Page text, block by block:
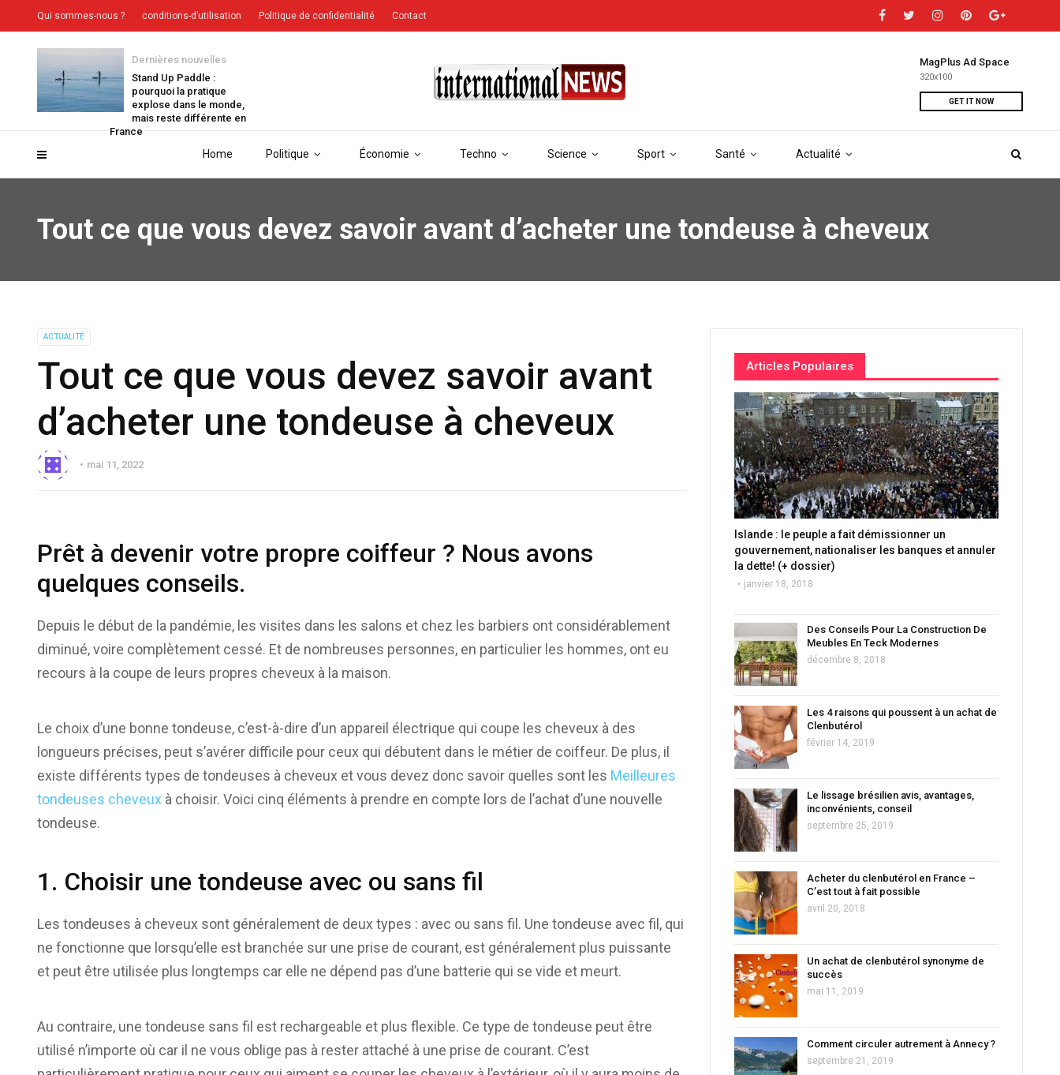
Home Politique Économie Techno Science Sport Santé Actualité
MagPlus Ad Space
320x100
GET IT NOW
Dernières nouvelles
Stand Up Paddle :
pourquoi la pratique
explose dans le monde,
mais reste différente en
France
Qui sommes-nous ? conditions-d’utilisation Politique de confidentialité Contact
Tout ce que vous devez savoir avant d’acheter une tondeuse à cheveux
ACTUALITÉ
Tout ce que vous devez savoir avant
d’acheter une tondeuse à cheveux
mai 11, 2022
Prêt à devenir votre propre coiffeur ? Nous avons
quelques conseils.
Depuis le début de la pandémie, les visites dans les salons et chez les barbiers ont considérablement
diminué, voire complètement cessé. Et de nombreuses personnes, en particulier les hommes, ont eu
recours à la coupe de leurs propres cheveux à la maison.
Le choix d’une bonne tondeuse, c’est-à-dire d’un appareil électrique qui coupe les cheveux à des
longueurs précises, peut s’avérer difficile pour ceux qui débutent dans le métier de coiffeur. De plus, il
existe différents types de tondeuses à cheveux et vous devez donc savoir quelles sont les Meilleures
tondeuses cheveux à choisir. Voici cinq éléments à prendre en compte lors de l’achat d’une nouvelle
tondeuse.
1. Choisir une tondeuse avec ou sans fil
Les tondeuses à cheveux sont généralement de deux types : avec ou sans fil. Une tondeuse avec fil, qui
ne fonctionne que lorsqu’elle est branchée sur une prise de courant, est généralement plus puissante
et peut être utilisée plus longtemps car elle ne dépend pas d’une batterie qui se vide et meurt.
Au contraire, une tondeuse sans fil est rechargeable et plus flexible. Ce type de tondeuse peut être
utilisé n’importe où car il ne vous oblige pas à rester attaché à une prise de courant. C’est
Articles Populaires
Islande : le peuple a fait démissionner un
gouvernement, nationaliser les banques et annuler
la dette! (+ dossier)
janvier 18, 2018
Des Conseils Pour La Construction De
Meubles En Teck Modernes
décembre 8, 2018
Les 4 raisons qui poussent à un achat de
Clenbutérol
février 14, 2019
Le lissage brésilien avis, avantages,
inconvénients, conseil
septembre 25, 2019
Acheter du clenbutérol en France –
C’est tout à fait possible
avril 20, 2018
Un achat de clenbutérol synonyme de
succès
mai 11, 2019
Comment circuler autrement à Annecy ?
septembre 21, 2019